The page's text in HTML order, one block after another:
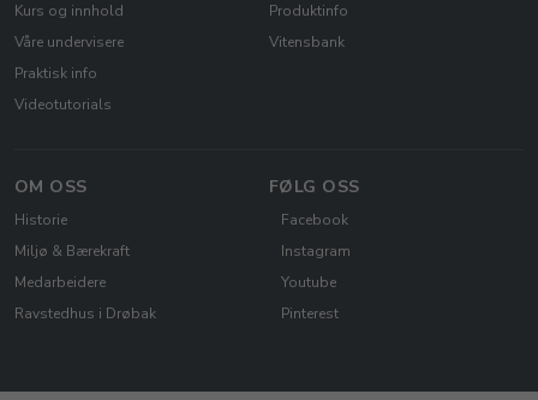
Kurs og innhold
Våre undervisere
Praktisk info
Videotutorials
Produktinfo
Vitensbank
OM OSS
Historie
Miljø & Bærekraft
Medarbeidere
Ravstedhus i Drøbak
FØLG OSS
Facebook
Instagram
Youtube
Pinterest